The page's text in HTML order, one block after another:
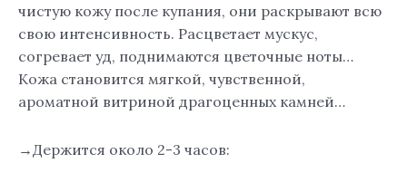
чистую кожу после купания, они раскрывают всю
свою интенсивность. Расцветает мускус,
согревает уд, поднимаются цветочные ноты…
Кожа становится мягкой, чувственной,
ароматной витриной драгоценных камней…
→Держится около 2-3 часов: